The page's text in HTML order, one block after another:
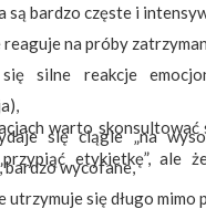
są bardzo częste i
reaguje na próby
silne reakcje
się ciągle „na
bardzo wycofane,
utrzymuje się długo mimo
warto skonsultować
etykietkę”, ale